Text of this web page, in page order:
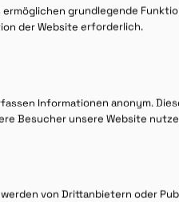
ermöglichen grundlegende
der Website erforderlich.
Informationen anonym.
Besucher unsere Website
von Drittanbietern oder